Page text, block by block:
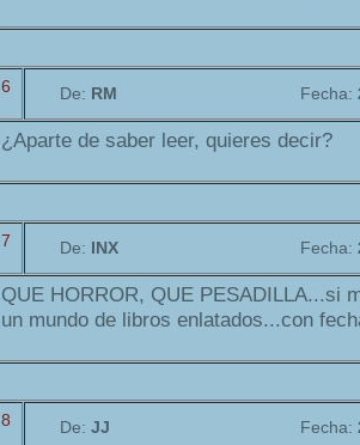
6 De: RM Fecha:
¿Aparte de saber leer, quieres decir?
7 De: INX Fecha:
QUE HORROR, QUE PESADILLA...si
un mundo de libros enlatados...con
8 De: JJ Fecha: